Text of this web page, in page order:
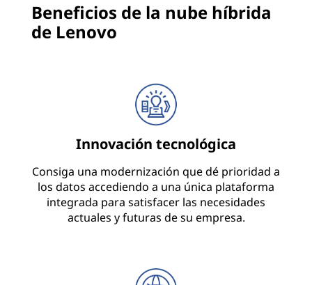
Beneficios de la nube híbrida
de Lenovo
Innovación tecnológica
Consiga una modernización que dé prioridad a
los datos accediendo a una única plataforma
integrada para satisfacer las necesidades
actuales y futuras de su empresa.